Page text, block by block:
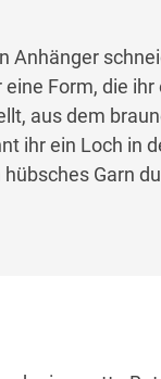
Anhänger
Form, die
aus dem
ihr ein Loch in
Garn